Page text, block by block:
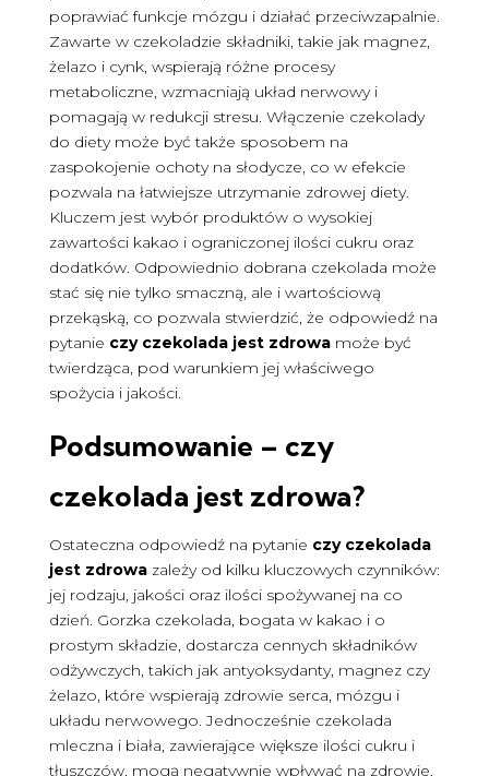
poprawiać funkcje mózgu i działać przeciwzapalnie.
Zawarte w czekoladzie składniki, takie jak magnez,
żelazo i cynk, wspierają różne procesy
metaboliczne, wzmacniają układ nerwowy i
pomagają w redukcji stresu. Włączenie czekolady
do diety może być także sposobem na
zaspokojenie ochoty na słodycze, co w efekcie
pozwala na łatwiejsze utrzymanie zdrowej diety.
Kluczem jest wybór produktów o wysokiej
zawartości kakao i ograniczonej ilości cukru oraz
dodatków. Odpowiednio dobrana czekolada może
stać się nie tylko smaczną, ale i wartościową
przekąską, co pozwala stwierdzić, że odpowiedź na
pytanie czy czekolada jest zdrowamoże być
twierdząca, pod warunkiem jej właściwego
spożycia i jakości.
Podsumowanie – czy
czekolada jest zdrowa?
Ostateczna odpowiedź na pytanie czy czekolada
jest zdrowazależy od kilku kluczowych czynników:
jej rodzaju, jakości oraz ilości spożywanej na co
dzień. Gorzka czekolada, bogata w kakao i o
prostym składzie, dostarcza cennych składników
odżywczych, takich jak antyoksydanty, magnez czy
żelazo, które wspierają zdrowie serca, mózgu i
układu nerwowego. Jednocześnie czekolada
mleczna i biała, zawierające większe ilości cukru i
tłuszczów, mogą negatywnie wpływać na zdrowie,